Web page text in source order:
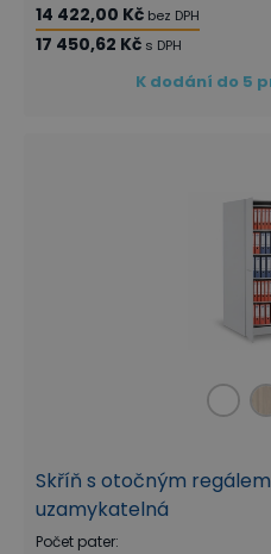
14 422,00 Kč bez DPH
17 450,62 Kč s DPH
K dodání do 5
Skříň s otočným
uzamykatelná
Počet pater: